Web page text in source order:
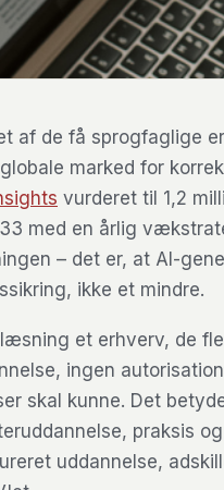
af de få sprogfaglige
marked for
vurderet til 1,2
med en årlig
– det er, at AI-
ikke et mindre.
et erhverv, de
ingen
skal kunne. Det
praksis
uddannelse,